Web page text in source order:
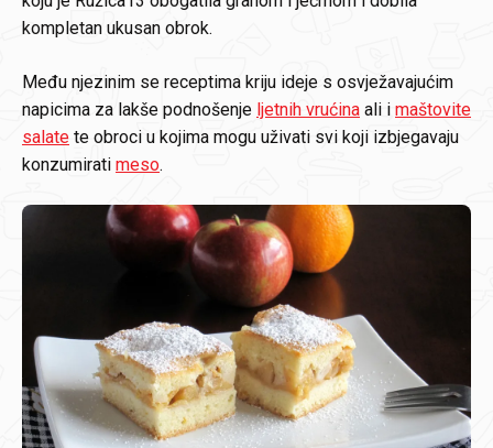
kompletan ukusan obrok.
Među njezinim se receptima kriju ideje s osvježavajućim
napicima za lakše podnošenje ljetnih vrućina ali i maštovite
salate te obroci u kojima mogu uživati svi koji izbjegavaju
konzumirati meso.